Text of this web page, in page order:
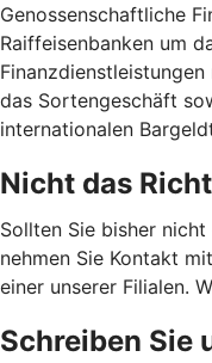
Genossenschaftliche
Raiffeisenbanken um
das Sortengeschäft
internationalen
Nicht das
Sollten Sie bisher
nehmen Sie Kontakt
einer unserer Filialen.
Schreiben Sie